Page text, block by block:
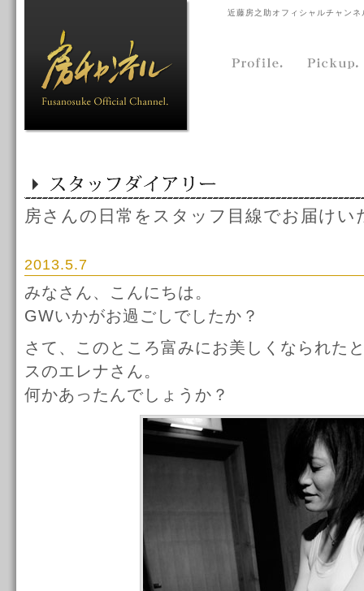
近藤房之助オフィシャルチャン
房さんの日常をスタッフ目線でお届けい
2013.5.7
みなさん、こんにちは。
GWいかがお過ごしでしたか？
さて、このところ富みにお美しくなられた
スのエレナさん。
何かあったんでしょうか？